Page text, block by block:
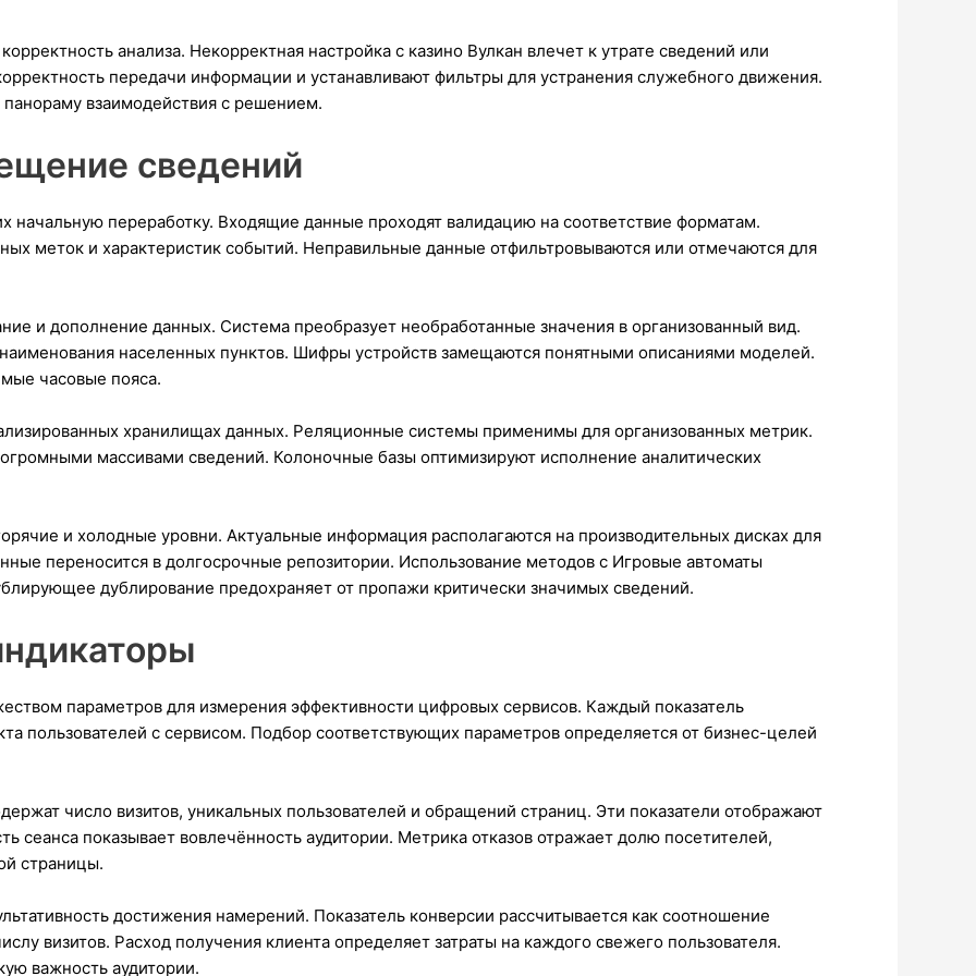
анализа. Некорректная настройка с казино Вулкан влечет к утрате сведений или
передачи информации и устанавливают фильтры для устранения служебного движения.
взаимодействия с решением.
сведений
начальную переработку. Входящие данные проходят валидацию на соответствие форматам.
меток и характеристик событий. Неправильные данные отфильтровываются или отмечаются для
и дополнение данных. Система преобразует необработанные значения в организованный вид.
населенных пунктов. Шифры устройств замещаются понятными описаниями моделей.
часовые пояса.
хранилищах данных. Реляционные системы применимы для организованных метрик.
массивами сведений. Колоночные базы оптимизируют исполнение аналитических
и холодные уровни. Актуальные информация располагаются на производительных дисках для
переносится в долгосрочные репозитории. Использование методов с Игровые автоматы
дублирование предохраняет от пропажи критически значимых сведений.
параметров для измерения эффективности цифровых сервисов. Каждый показатель
пользователей с сервисом. Подбор соответствующих параметров определяется от бизнес-целей
число визитов, уникальных пользователей и обращений страниц. Эти показатели отображают
сеанса показывает вовлечённость аудитории. Метрика отказов отражает долю посетителей,
страницы.
достижения намерений. Показатель конверсии рассчитывается как соотношение
визитов. Расход получения клиента определяет затраты на каждого свежего пользователя.
важность аудитории.